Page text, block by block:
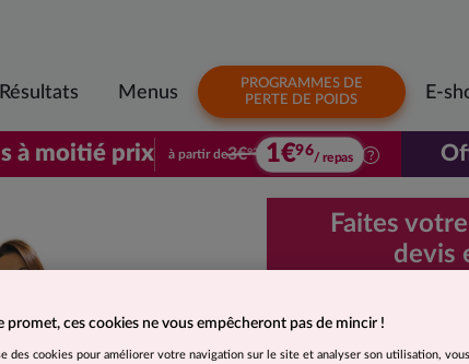
Résultats Menus
PROGRAMMES DE
PERTE DE POIDS
E-
à moitié prix
Votre premier colis à moitié prix. À
à partir de3€92 1€96/ repas
Faites
devis
rapide
promet, ces cookies ne vous empêcheront pas de mincir !
des cookies pour améliorer votre navigation sur le site et analyser son utilisation,